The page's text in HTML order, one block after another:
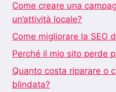
Come creare una
un’attività locale?
Come migliorare la SEO
Perché il mio sito perde
Quanto costa riparare o
blindata?